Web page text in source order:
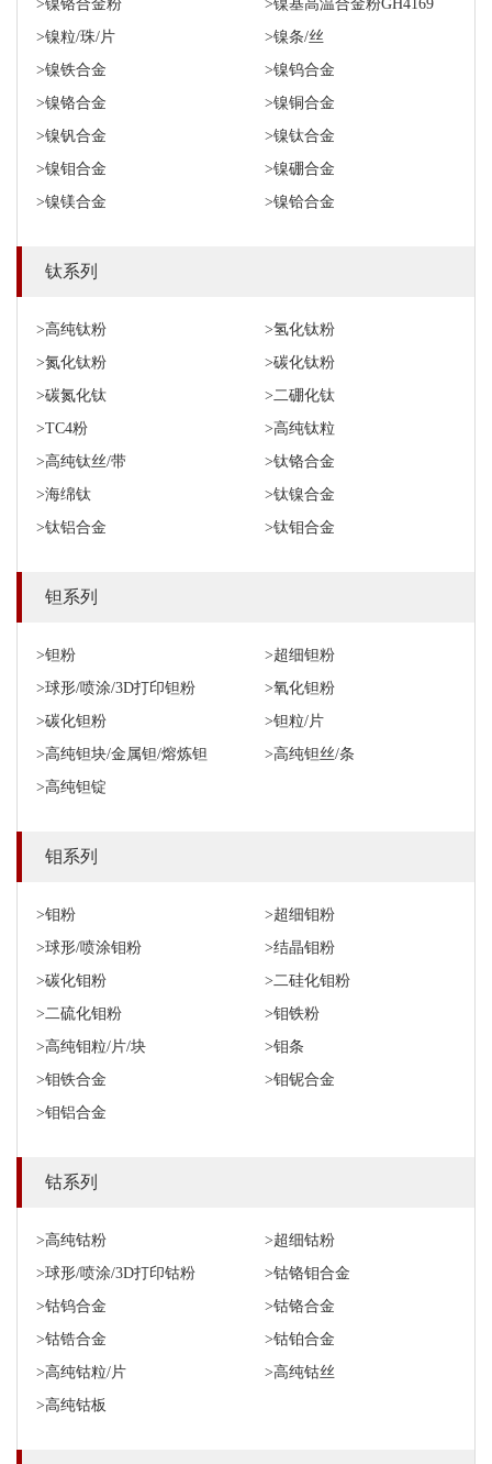
>镍铬合金粉
>镍基高温合金粉GH4169
>镍粒/珠/片
>镍条/丝
>镍铁合金
>镍钨合金
>镍铬合金
>镍铜合金
>镍钒合金
>镍钛合金
>镍钼合金
>镍硼合金
>镍镁合金
>镍铪合金
钛系列
>高纯钛粉
>氢化钛粉
>氮化钛粉
>碳化钛粉
>碳氮化钛
>二硼化钛
>TC4粉
>高纯钛粒
>高纯钛丝/带
>钛铬合金
>海绵钛
>钛镍合金
>钛铝合金
>钛钼合金
钽系列
>钽粉
>超细钽粉
>球形/喷涂/3D打印钽粉
>氧化钽粉
>碳化钽粉
>钽粒/片
>高纯钽块/金属钽/熔炼钽
>高纯钽丝/条
>高纯钽锭
钼系列
>钼粉
>超细钼粉
>球形/喷涂钼粉
>结晶钼粉
>碳化钼粉
>二硅化钼粉
>二硫化钼粉
>钼铁粉
>高纯钼粒/片/块
>钼条
>钼铁合金
>钼铌合金
>钼铝合金
钴系列
>高纯钴粉
>超细钴粉
>球形/喷涂/3D打印钴粉
>钴铬钼合金
>钴钨合金
>钴铬合金
>钴锆合金
>钴铂合金
>高纯钴粒/片
>高纯钴丝
>高纯钴板